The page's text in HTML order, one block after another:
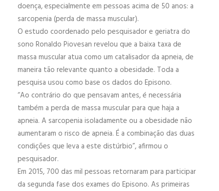
doença, especialmente em pessoas acima de 50 anos: a
sarcopenia (perda de massa muscular).
O estudo coordenado pelo pesquisador e geriatra do
sono Ronaldo Piovesan revelou que a baixa taxa de
massa muscular atua como um catalisador da apneia, de
maneira tão relevante quanto a obesidade. Toda a
pesquisa usou como base os dados do Episono.
“Ao contrário do que pensavam antes, é necessária
também a perda de massa muscular para que haja a
apneia. A sarcopenia isoladamente ou a obesidade não
aumentaram o risco de apneia. É a combinação das duas
condições que leva a este distúrbio”, afirmou o
pesquisador.
Em 2015, 700 das mil pessoas retornaram para participar
da segunda fase dos exames do Episono. As primeiras